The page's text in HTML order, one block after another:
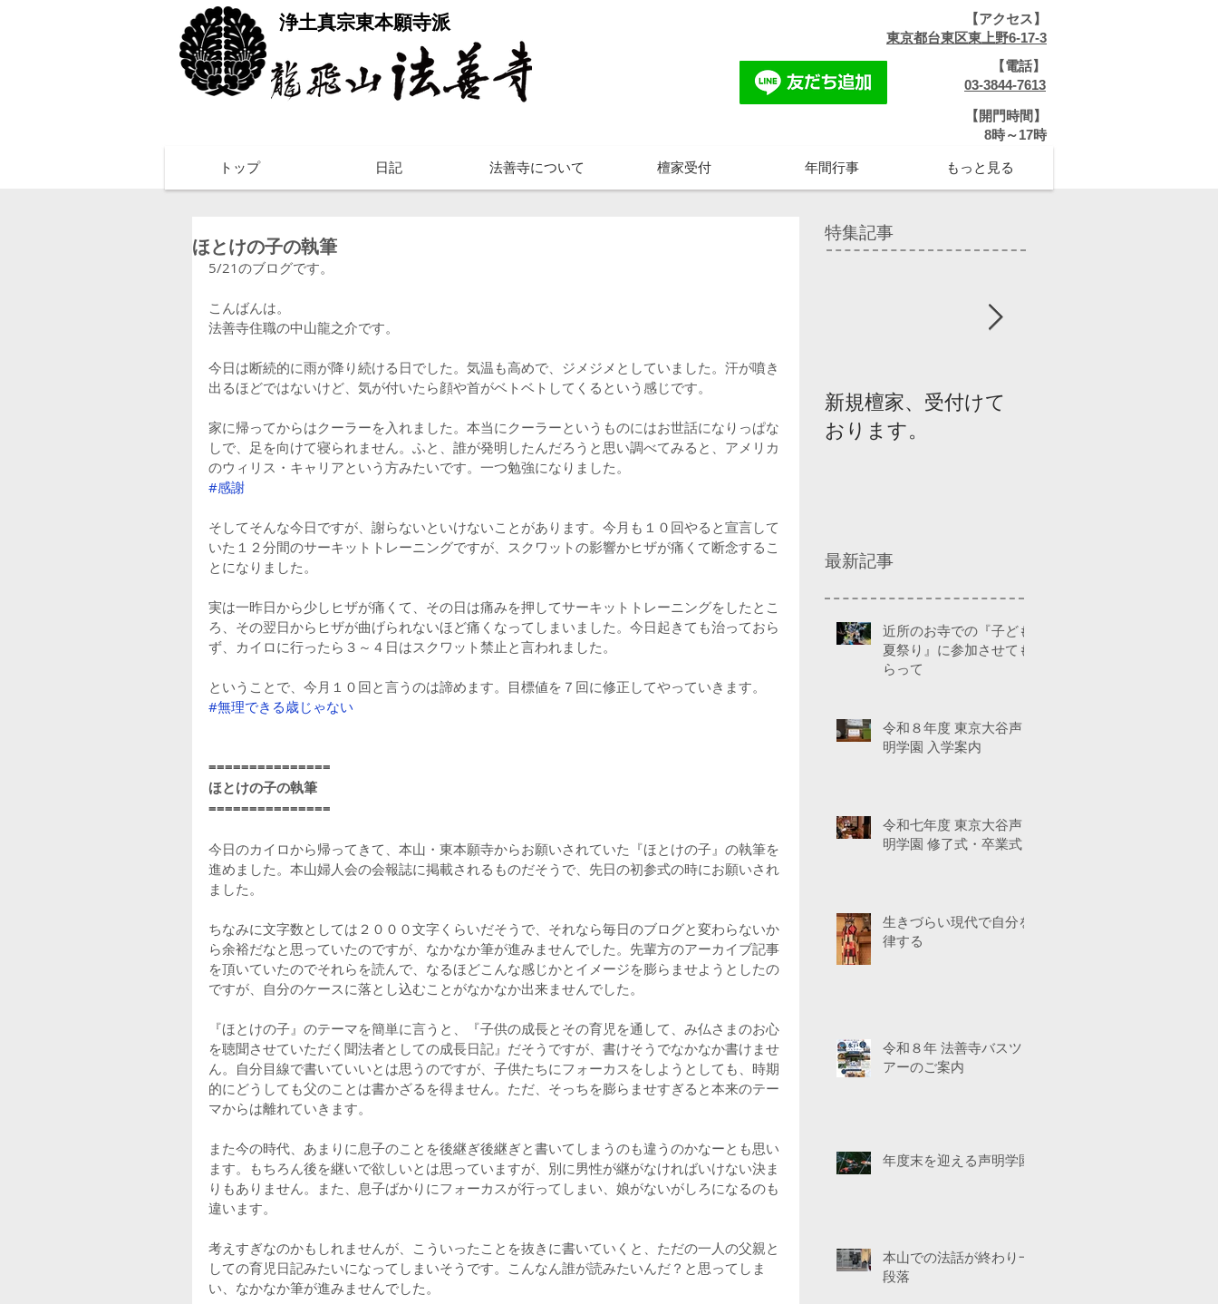
​浄土真宗東本願寺派
【アクセス】
東京都台東区東上野6-17-3
【電話】
03-3844-7613
【開門時間】
​8時～17時
トップ 日記 法善寺について 檀家受付 年間行事 もっと見る
ほとけの子の執筆
5/21のブログです。
こんばんは。
法善寺住職の中山龍之介です。
今日は断続的に雨が降り続ける日でした。気温も高めで、ジメジメとしていました。汗が噴き
出るほどではないけど、気が付いたら顔や首がベトベトしてくるという感じです。
家に帰ってからはクーラーを入れました。本当にクーラーというものにはお世話になりっぱな
しで、足を向けて寝られません。ふと、誰が発明したんだろうと思い調べてみると、アメリカ
のウィリス・キャリアという方みたいです。一つ勉強になりました。
#感謝
そしてそんな今日ですが、謝らないといけないことがあります。今月も１０回やると宣言して
いた１２分間のサーキットトレーニングですが、スクワットの影響かヒザが痛くて断念するこ
とになりました。
実は一昨日から少しヒザが痛くて、その日は痛みを押してサーキットトレーニングをしたとこ
ろ、その翌日からヒザが曲げられないほど痛くなってしまいました。今日起きても治っておら
ず、カイロに行ったら３～４日はスクワット禁止と言われました。
ということで、今月１０回と言うのは諦めます。目標値を７回に修正してやっていきます。
#無理できる歳じゃない
===============
ほとけの子の執筆
===============
今日のカイロから帰ってきて、本山・東本願寺からお願いされていた『ほとけの子』の執筆を
進めました。本山婦人会の会報誌に掲載されるものだそうで、先日の初参式の時にお願いされ
ました。
ちなみに文字数としては２０００文字くらいだそうで、それなら毎日のブログと変わらないか
ら余裕だなと思っていたのですが、なかなか筆が進みませんでした。先輩方のアーカイブ記事
を頂いていたのでそれらを読んで、なるほどこんな感じかとイメージを膨らませようとしたの
ですが、自分のケースに落とし込むことがなかなか出来ませんでした。
『ほとけの子』のテーマを簡単に言うと、『子供の成長とその育児を通して、み仏さまのお心
を聴聞させていただく聞法者としての成長日記』だそうですが、書けそうでなかなか書けませ
ん。自分目線で書いていいとは思うのですが、子供たちにフォーカスをしようとしても、時期
的にどうしても父のことは書かざるを得ません。ただ、そっちを膨らませすぎると本来のテー
マからは離れていきます。
また今の時代、あまりに息子のことを後継ぎ後継ぎと書いてしまうのも違うのかなーとも思い
ます。もちろん後を継いで欲しいとは思っていますが、別に男性が継がなければいけない決ま
りもありません。また、息子ばかりにフォーカスが行ってしまい、娘がないがしろになるのも
違います。
考えすぎなのかもしれませんが、こういったことを抜きに書いていくと、ただの一人の父親と
しての育児日記みたいになってしまいそうです。こんなん誰が読みたいんだ？と思ってしま
い、なかなか筆が進みませんでした。
特集記事
新規檀家、受付けて
おります。
最新記事
近所のお寺での『子ども
夏祭り』に参加させても
らって
令和８年度 東京大谷声
明学園 入学案内
令和七年度 東京大谷声
明学園 修了式・卒業式
生きづらい現代で自分を
律する
令和８年 法善寺バスツ
アーのご案内
年度末を迎える声明学園
本山での法話が終わり一
段落